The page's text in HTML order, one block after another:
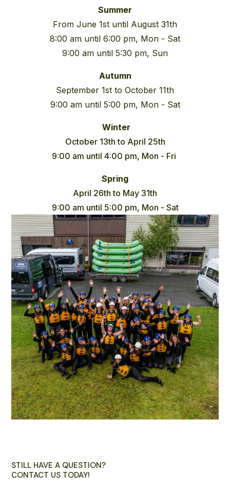
Summer
From June 1st until August 31th
8:00 am until 6:00 pm, Mon - Sat
9:00 am until 5:30 pm, Sun
Autumn
September 1st to October 11th
9:00 am until 5:00 pm, Mon - Sat
Winter
October 13th to April 25th
9:00 am until 4:00 pm, Mon - Fri
Spring
April 26th to May 31th
9:00 am until 5:00 pm, Mon - Sat
STILL HAVE A QUESTION?
CONTACT US TODAY!